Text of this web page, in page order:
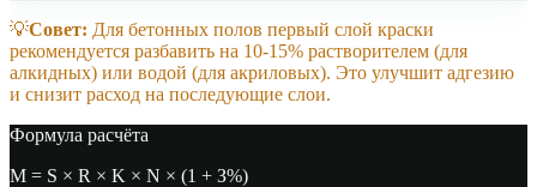
💡Совет: Для бетонных полов первый слой краски
рекомендуется разбавить на 10-15% растворителем (для
алкидных) или водой (для акриловых). Это улучшит адгезию
и снизит расход на последующие слои.
Формула расчёта
M = S × R × K × N × (1 + З%)